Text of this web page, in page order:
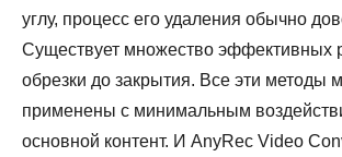
углу, процесс его удаления обычно
Существует множество эффективных
обрезки до закрытия. Все эти методы
применены с минимальным
основной контент. И AnyRec Video